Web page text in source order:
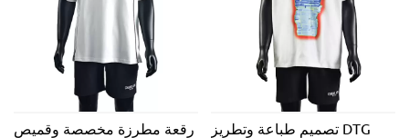
رقعة مطرزة مخصصة وقميص
تصميم طباعة وتطريز DTG